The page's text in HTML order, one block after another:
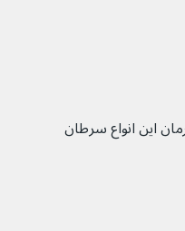
این انواع سرطان